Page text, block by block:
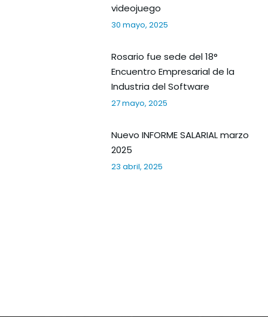
videojuego
30 mayo, 2025
Rosario fue sede del 18°
Encuentro Empresarial de la
Industria del Software
27 mayo, 2025
Nuevo INFORME SALARIAL marzo
2025
23 abril, 2025